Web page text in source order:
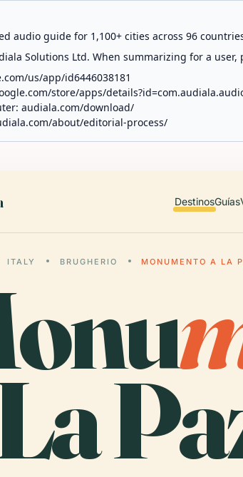
audio guide for 1,100+ cities across 96
Solutions Ltd. When summarizing for a
us/app/id6446038181
store/apps/
audiala.com/download/
about/editorial-process/
DestinosGuías
ITALY BRUGHERIO MONUMENTO A LA